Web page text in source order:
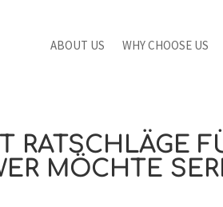
ABOUT US WHY CHOOSE US
RATSCHLÄGE
MÖCHTE